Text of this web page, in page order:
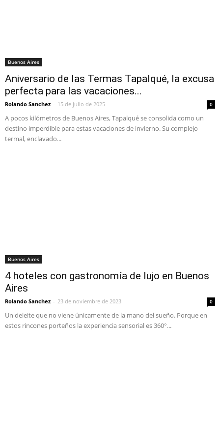
Buenos Aires
Aniversario de las Termas Tapalqué, la excusa
perfecta para las vacaciones...
Rolando Sanchez - 15 de julio de 2025 0
A pocos kilómetros de Buenos Aires, Tapalqué se consolida como un
destino imperdible para estas vacaciones de invierno. Su complejo
termal, enclavado...
Buenos Aires
4 hoteles con gastronomía de lujo en Buenos
Aires
Rolando Sanchez - 23 de noviembre de 2023 0
Un deleite que no viene únicamente de la mano del sueño. Porque en
estos rincones porteños la experiencia sensorial es 360°...